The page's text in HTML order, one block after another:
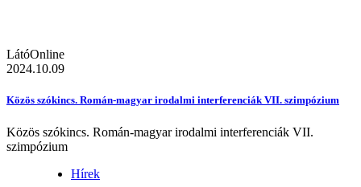
LátóOnline
2024.10.09
Közös szókincs. Román-magyar irodalmi interferenciák VII. szimpózium
Közös szókincs. Román-magyar irodalmi interferenciák VII.
szimpózium
Hírek